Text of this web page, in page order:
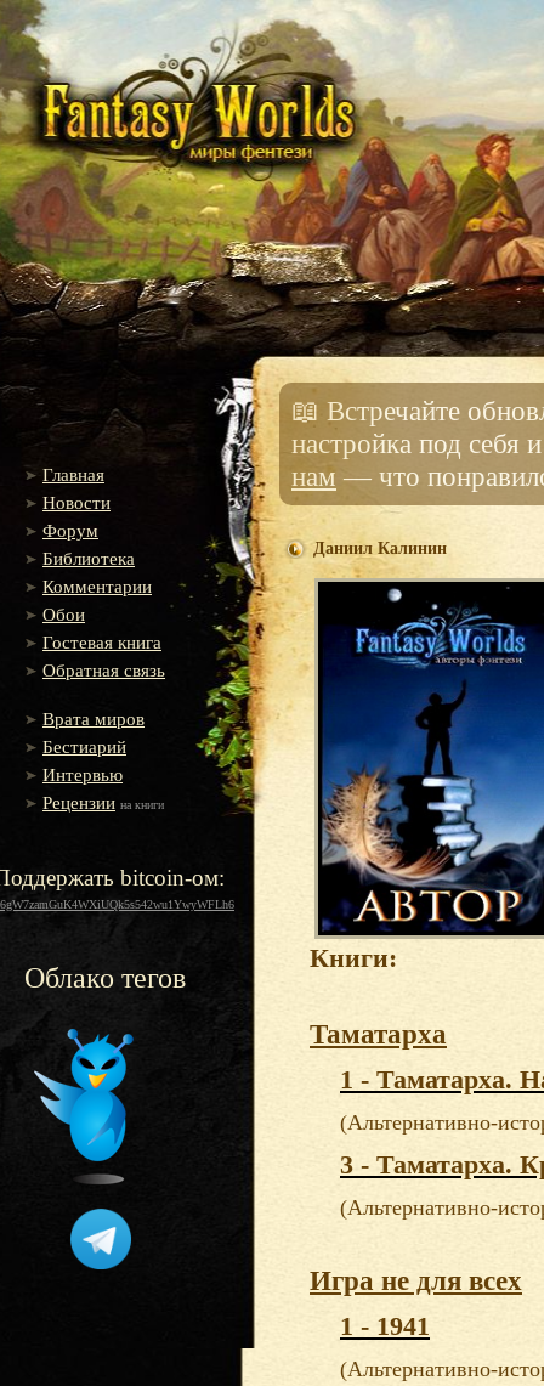
Главная
Новости
Форум
Библиотека
Комментарии
Обои
Гостевая книга
Обратная связь
Врата миров
Бестиарий
Интервью
Рецензии на книги
bitcoin-ом:
Облако тегов
📖 Встречайте
настройка под себя
нам — что
Даниил Калинин
Книги:
Таматарха
1 - Таматарха.
(Альтернативно-
3 - Таматарха.
(Альтернативно-
Игра не для всех
1 - 1941
(Альтернативно-